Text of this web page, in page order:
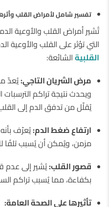
تفسير شامل لأمراض القلب
تُشير أمراض القلب والأوعية
التي تؤثر على القلب
القلبيةالشائعة:
مرض الشريان التاجي:يُعدّ
ويحدث نتيجة تراكم الترسبات
يُقلّل من تدفق الدم إلى
ارتفاع ضغط الدم:يُعرّف
مزمن، ويُمكن أن يُسبب تلفًا
قصور القلب:يُشير إلى عدم
بكفاءة، مما يُسبب تراكم
تأثيرها على الصحة العامة: